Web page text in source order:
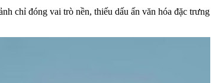
chỉ đóng vai trò nền, thiếu dấu ấn văn hóa đặc trưng